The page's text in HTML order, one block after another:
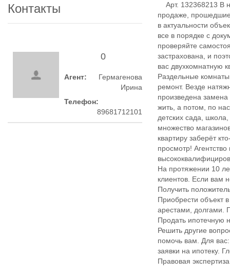
Контакты
0
Агент:
Гермагенова
Ирина
Телефон:
89681712101
Арт. 132368213 В
продаже,
в актуальности
все в порядке с
проверяйте
застрахована, и
вас двухкомнатную
Раздельные
ремонт. Везде
произведена
жить, а потом, по
детских сада,
множество
квартиру заберёт
просмотр!
На протяжении 10
клиентов. Если вам
Получить
Приобрести объект
арестами, долгами.
Продать ипотечную
Решить другие
помочь вам. Для
заявки на ипотеку.
Правовая